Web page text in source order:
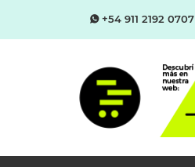
+54 911 2192 0707